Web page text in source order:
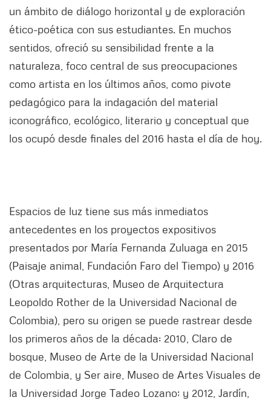
un ámbito de diálogo horizontal y de exploración
ético-poética con sus estudiantes. En muchos
sentidos, ofreció su sensibilidad frente a la
naturaleza, foco central de sus preocupaciones
como artista en los últimos años, como pivote
pedagógico para la indagación del material
iconográfico, ecológico, literario y conceptual que
los ocupó desde finales del 2016 hasta el día de hoy.
Espacios de luz tiene sus más inmediatos
antecedentes en los proyectos expositivos
presentados por María Fernanda Zuluaga en 2015
(Paisaje animal, Fundación Faro del Tiempo) y 2016
(Otras arquitecturas, Museo de Arquitectura
Leopoldo Rother de la Universidad Nacional de
Colombia), pero su origen se puede rastrear desde
los primeros años de la década: 2010, Claro de
bosque, Museo de Arte de la Universidad Nacional
de Colombia, y Ser aire, Museo de Artes Visuales de
la Universidad Jorge Tadeo Lozano; y 2012, Jardín,